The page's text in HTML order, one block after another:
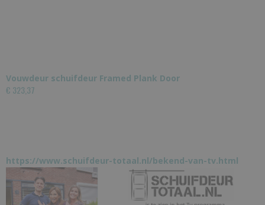
Vouwdeur schuifdeur Framed Plank Door
€ 323,37
https://www.schuifdeur-totaal.nl/bekend-van-tv.html